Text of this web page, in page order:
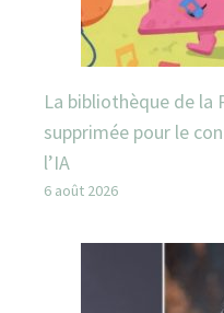
La bibliothèque de la
supprimée pour le
l’IA
6 août 2026